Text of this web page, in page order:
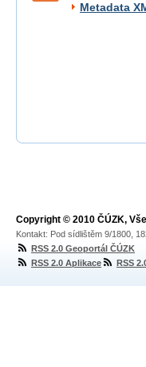
Metadata
Copyright © 2010 ČÚZK,
Kontakt: Pod sídlištěm 9/1800,
RSS 2.0 Geoportál ČÚZK
RSS 2.0 Aplikace
RSS